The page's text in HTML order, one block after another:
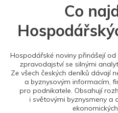
Co
Hospodářské noviny přinášejí
zpravodajství se silnými
Ze všech českých deníků dávají
a byznysovým informacím,
pro podnikatele. Obsahují
i světovými byznysmeny a